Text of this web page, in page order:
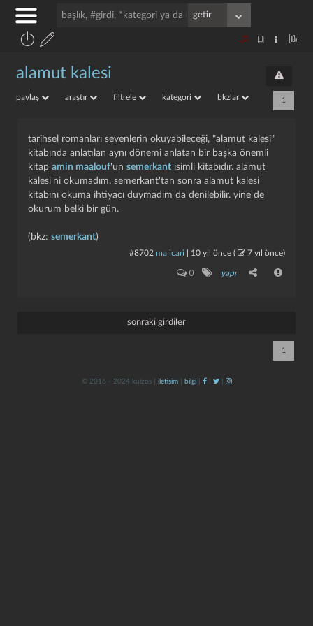
alamut kalesi
paylaş araştır filtrele kategori bkzlar 1
tarihsel romanları sevenlerin okuyabileceği, "alamut kalesi"
kitabında anlatılan aynı dönemi anlatan bir başka önemli
kitap amin maalouf'un semerkant isimli kitabıdır. alamut
kalesi'ni okumadım. semerkant'tan sonra alamut kalesi
kitabını okuma ihtiyacı duymadım da denilebilir. yine de
okurum belki bir gün.
(bkz: semerkant)
#8702 ma icari 10 yıl önce ( 7 yıl önce)
0 yapı
sonraki girdiler
1
© 2016 - 2024 kulzos | iletişim| bilgi| | |